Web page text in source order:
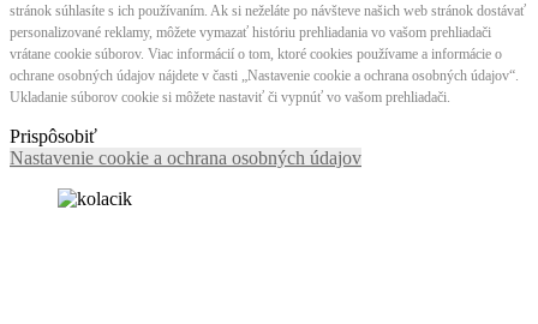
stránok súhlasíte s ich používaním. Ak si neželáte po návšteve našich web stránok dostávať
personalizované reklamy, môžete vymazať históriu prehliadania vo vašom prehliadači
vrátane cookie súborov. Viac informácií o tom, ktoré cookies používame a informácie o
ochrane osobných údajov nájdete v časti „Nastavenie cookie a ochrana osobných údajov“.
Ukladanie súborov cookie si môžete nastaviť či vypnúť vo vašom prehliadači.
Prispôsobiť
Nastavenie cookie a ochrana osobných údajov